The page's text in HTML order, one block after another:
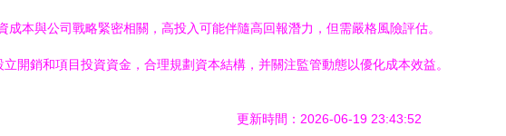
本與公司戰略緊密相關，高投入可能伴隨高回報潛力，但需嚴格風險評估。
開銷和項目投資資金，合理規劃資本結構，并關注監管動態以優化成本效益。
更新時間：2026-06-19 23:43:52